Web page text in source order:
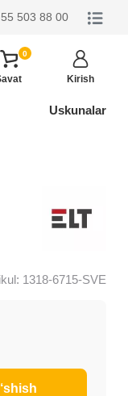
503 88 00
0
Kirish
Uskunalar
1318-6715-SVE